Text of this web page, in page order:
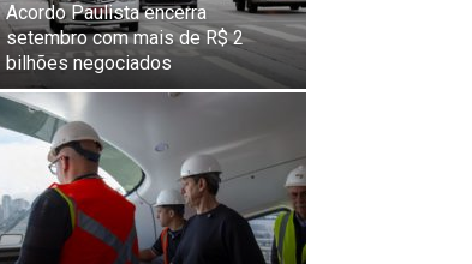
Acordo Paulista encerra
setembro com mais de R$ 2
bilhões negociados